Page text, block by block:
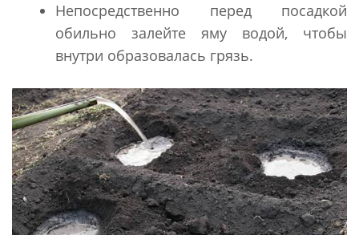
Непосредственно перед посадкой
обильно залейте яму водой, чтобы
внутри образовалась грязь.